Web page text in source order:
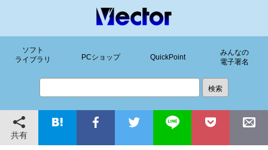
ソフト
ライブラリ
PCショップ QuickPoint
みんなの
電子署名
共有